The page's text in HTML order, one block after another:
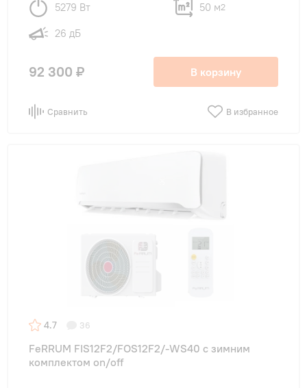
5279 Вт 50 м2
26 дБ
92 300 ₽ В корзину
Сравнить В избранное
4.7 36
FeRRUM FIS12F2/FOS12F2/-WS40 с зимним
комплектом on/off